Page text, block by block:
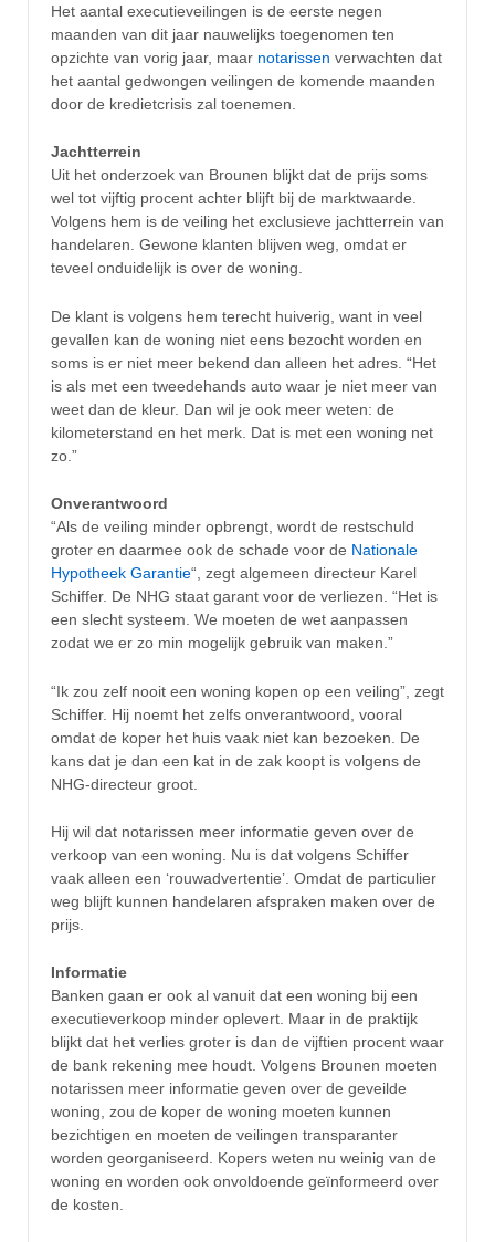
Het aantal executieveilingen is de eerste negen
maanden van dit jaar nauwelijks toegenomen ten
opzichte van vorig jaar, maar notarissen verwachten dat
het aantal gedwongen veilingen de komende maanden
door de kredietcrisis zal toenemen.
Jachtterrein
Uit het onderzoek van Brounen blijkt dat de prijs soms
wel tot vijftig procent achter blijft bij de marktwaarde.
Volgens hem is de veiling het exclusieve jachtterrein van
handelaren. Gewone klanten blijven weg, omdat er
teveel onduidelijk is over de woning.
De klant is volgens hem terecht huiverig, want in veel
gevallen kan de woning niet eens bezocht worden en
soms is er niet meer bekend dan alleen het adres. “Het
is als met een tweedehands auto waar je niet meer van
weet dan de kleur. Dan wil je ook meer weten: de
kilometerstand en het merk. Dat is met een woning net
zo.”
Onverantwoord
“Als de veiling minder opbrengt, wordt de restschuld
groter en daarmee ook de schade voor de Nationale
Hypotheek Garantie“, zegt algemeen directeur Karel
Schiffer. De NHG staat garant voor de verliezen. “Het is
een slecht systeem. We moeten de wet aanpassen
zodat we er zo min mogelijk gebruik van maken.”
“Ik zou zelf nooit een woning kopen op een veiling”, zegt
Schiffer. Hij noemt het zelfs onverantwoord, vooral
omdat de koper het huis vaak niet kan bezoeken. De
kans dat je dan een kat in de zak koopt is volgens de
NHG-directeur groot.
Hij wil dat notarissen meer informatie geven over de
verkoop van een woning. Nu is dat volgens Schiffer
vaak alleen een ‘rouwadvertentie’. Omdat de particulier
weg blijft kunnen handelaren afspraken maken over de
prijs.
Informatie
Banken gaan er ook al vanuit dat een woning bij een
executieverkoop minder oplevert. Maar in de praktijk
blijkt dat het verlies groter is dan de vijftien procent waar
de bank rekening mee houdt. Volgens Brounen moeten
notarissen meer informatie geven over de geveilde
woning, zou de koper de woning moeten kunnen
bezichtigen en moeten de veilingen transparanter
worden georganiseerd. Kopers weten nu weinig van de
woning en worden ook onvoldoende geïnformeerd over
de kosten.